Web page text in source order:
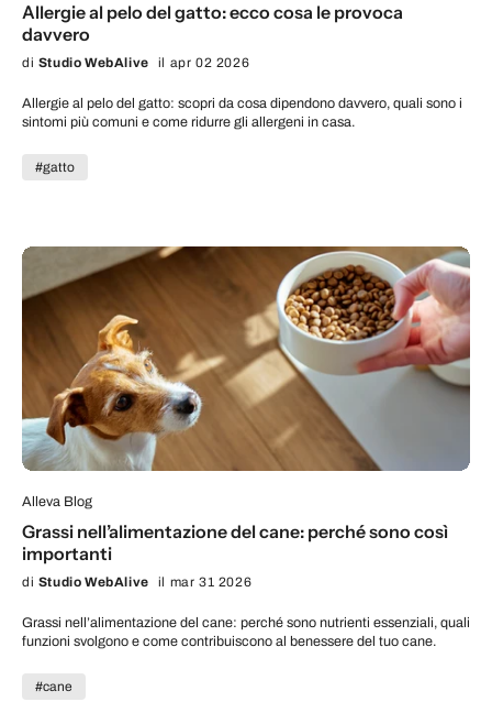
Allergie al pelo del gatto: ecco cosa le provoca
davvero
di Studio WebAlive il apr 02 2026
Allergie al pelo del gatto: scopri da cosa dipendono davvero, quali sono i
sintomi più comuni e come ridurre gli allergeni in casa.
#gatto
Alleva Blog
Grassi nell’alimentazione del cane: perché sono così
importanti
di Studio WebAlive il mar 31 2026
Grassi nell’alimentazione del cane: perché sono nutrienti essenziali, quali
funzioni svolgono e come contribuiscono al benessere del tuo cane.
#cane